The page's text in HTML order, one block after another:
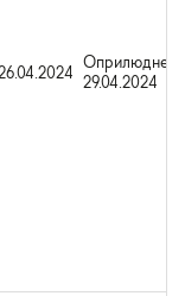
29.04.2024